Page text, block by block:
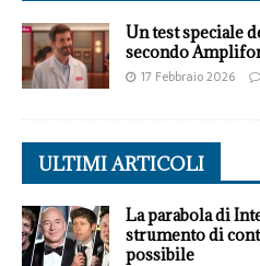
Un test speciale
secondo
17 Febbraio 2026
ULTIMI ARTICOLI
La parabola di
strumento di
possibile